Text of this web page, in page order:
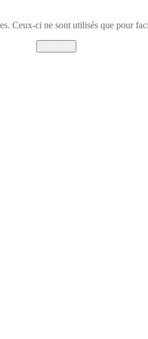
Ceux-ci ne sont utilisés que pour